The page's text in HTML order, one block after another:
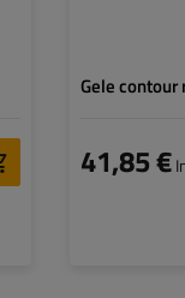
Gele
41,85 €